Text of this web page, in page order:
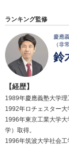
ランキング監修
慶應
（非
鈴
【経歴】
1989年慶應義塾大学理
1992年ロチェスター大
1996年東京工業大学
学）取得。
1996年筑波大学社会工